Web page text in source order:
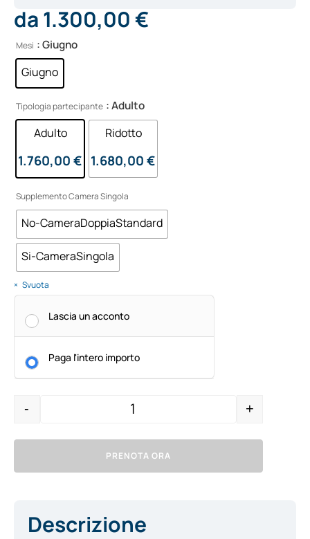
da1.300,00€
Mesi : Giugno
Giugno
Tipologia partecipante : Adulto
Adulto
1.760,00 €
Ridotto
1.680,00 €
Supplemento Camera Singola
No-CameraDoppiaStandard
Si-CameraSingola
Svuota
Lascia un acconto
Paga l'intero importo
- +
PRENOTA ORA
Alternative:
Descrizione